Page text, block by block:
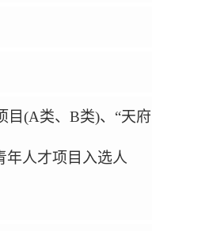
目(A类、 B类)、 “天府
年人才项目入选人